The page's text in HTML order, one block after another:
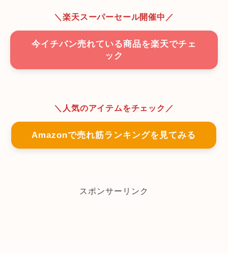
＼楽天スーパーセール開催中／
今イチバン売れている商品を楽天でチェ
ック
＼人気のアイテムをチェック／
Amazonで売れ筋ランキングを見てみる
スポンサーリンク